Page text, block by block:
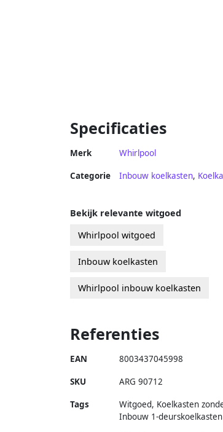
Specificaties
Merk Whirlpool
Categorie Inbouw koelkasten,
Bekijk relevante witgoed
Whirlpool witgoed
Inbouw koelkasten
Whirlpool inbouw koelkasten
Referenties
EAN 8003437045998
SKU ARG 90712
Tags
Witgoed, Koelkasten
Inbouw 1-deurskoelkasten